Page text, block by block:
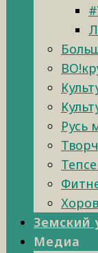
Русь
Земский
Медиа